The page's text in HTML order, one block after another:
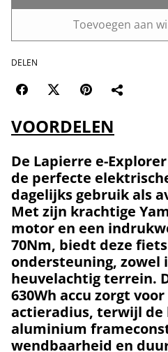
Toevoegen aan
DELEN
VOORDELEN
De Lapierre e-
de perfecte
dagelijks gebruik als
Met zijn krachtige
motor en een
70Nm, biedt deze
ondersteuning, zowel
heuvelachtig terrein.
630Wh accu zorgt
actieradius, terwijl de
aluminium
wendbaarheid en